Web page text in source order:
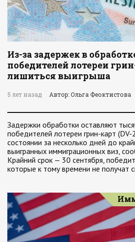
Из-за задержек в
победителей лотереи
лишиться выигрыша
5 лет назад Автор: Ольга Феоктистова
Задержки обработки оставляют
победителей лотереи грин-карт
состоянии за несколько дней до
выигранных иммиграционных виз,
Крайний срок — 30 сентября,
которые к тому времени не получат